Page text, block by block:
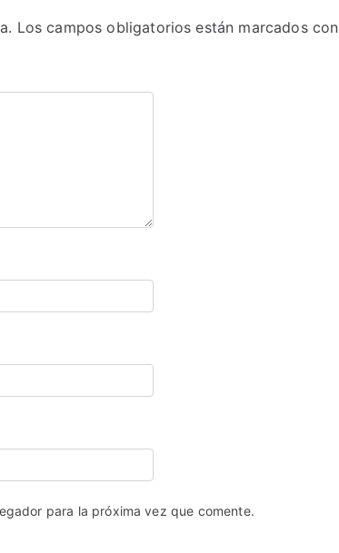
Los campos obligatorios están marcados con
para la próxima vez que comente.